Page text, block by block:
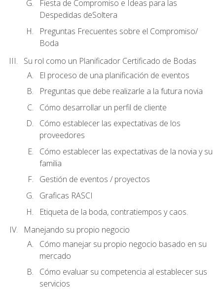
Fiesta de Compromiso e Ideas para las
Despedidas deSoltera
Preguntas Frecuentes sobre el Compromiso/
Boda
Su rol como un Planificador Certificado de Bodas
El proceso de una planificación de eventos
Preguntas que debe realizarle a la futura novia
Cómo desarrollar un perfil de cliente
Cómo establecer las expectativas de los
proveedores
Cómo establecer las expectativas de la novia y su
familia
Gestión de eventos / proyectos
Graficas RASCI
Etiqueta de la boda, contratiempos y caos.
Manejando su propio negocio
Cómo manejar su propio negocio basado en su
mercado
Cómo evaluar su competencia al establecer sus
servicios